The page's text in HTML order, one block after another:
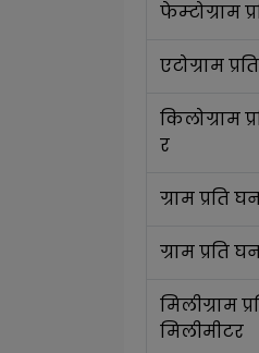
फेम्टोग्राम
एटोग्राम
किलोग्राम
र
ग्राम प्रति
ग्राम प्रति
मिलीग्राम
मिलीमीटर